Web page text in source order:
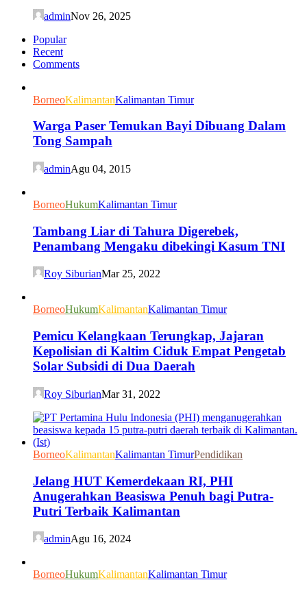
adminNov 26, 2025
Popular
Recent
Comments
BorneoKalimantanKalimantan Timur
Warga Paser Temukan Bayi Dibuang Dalam
Tong Sampah
adminAgu 04, 2015
BorneoHukumKalimantan Timur
Tambang Liar di Tahura Digerebek,
Penambang Mengaku dibekingi Kasum TNI
Roy SiburianMar 25, 2022
BorneoHukumKalimantanKalimantan Timur
Pemicu Kelangkaan Terungkap, Jajaran
Kepolisian di Kaltim Ciduk Empat Pengetab
Solar Subsidi di Dua Daerah
Roy SiburianMar 31, 2022
BorneoKalimantanKalimantan TimurPendidikan
Jelang HUT Kemerdekaan RI, PHI
Anugerahkan Beasiswa Penuh bagi Putra-
Putri Terbaik Kalimantan
adminAgu 16, 2024
BorneoHukumKalimantanKalimantan Timur